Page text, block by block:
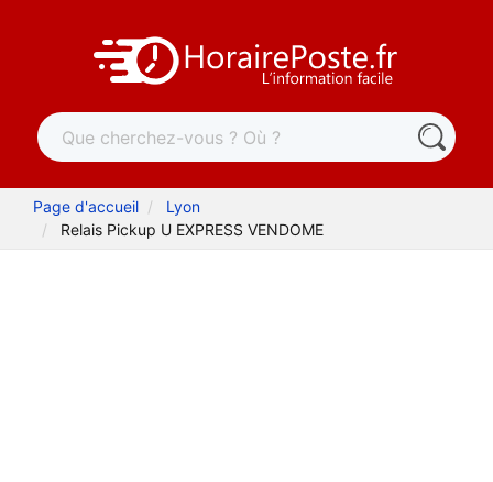
Page d'accueil
Lyon
Relais Pickup U EXPRESS VENDOME